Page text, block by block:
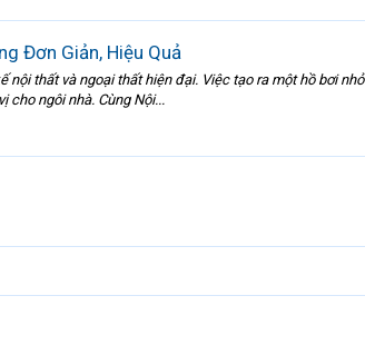
Đơn Giản, Hiệu Quả
thất và ngoại thất hiện đại. Việc tạo ra một hồ bơi
cho ngôi nhà. Cùng Nội...